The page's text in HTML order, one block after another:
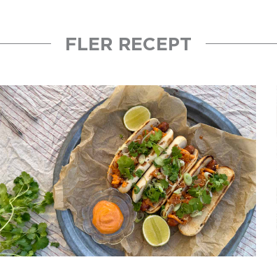
FLER RECEPT